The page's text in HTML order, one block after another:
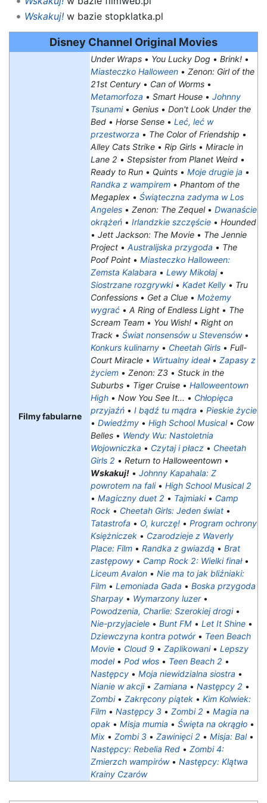
Wskakuj!w bazie stopklatka.pl
Disney Channel Original Movies
Filmy fabularne
Under Wraps • You Lucky Dog • Brink! •
Miasteczko Halloween • Zenon: Girl of the
21st Century • Can of Worms •
Metamorfoza • Smart House • Johnny
Tsunami• Genius • Don't Look Under the
Bed • Horse Sense • Leć, leć w
przestworza • The Color of Friendship •
Alley Cats Strike • Rip Girls • Miracle in
Lane 2 • Stepsister from Planet Weird •
Ready to Run • Quints • Moje drugie ja •
Randka z wampirem • Phantom of the
Megaplex • Świąteczna zadyma w Los
Angeles • Zenon: The Zequel• Dwanaście
okrążeń • Irlandzkie szczęście • Hounded
• Jett Jackson: The Movie • The Jennie
Project • Australijska przygoda • The
Poof Point • Miasteczko Halloween:
Zemsta Kalabara • Lewy Mikołaj•
Siostrzane rozgrywki• Kadet Kelly • Tru
Confessions • Get a Clue • Możemy
wygrać • A Ring of Endless Light • The
Scream Team • You Wish! • Right on
Track • Świat nonsensów u Stevensów•
Konkurs kulinarny • Cheetah Girls • Full-
Court Miracle • Wirtualny ideał• Zapasy z
życiem • Zenon: Z3 • Stuck in the
Suburbs • Tiger Cruise • Halloweentown
High • Now You See It... • Chłopięca
przyjaźń • I bądź tu mądra • Pieskie życie
• Dwiedźmy • High School Musical• Cow
Belles • Wendy Wu: Nastoletnia
Wojowniczka • Czytaj i płacz • Cheetah
Girls 2 • Return to Halloweentown •
Wskakuj! • Johnny Kapahala: Z
powrotem na fali• High School Musical 2
• Magiczny duet 2 • Tajmiaki• Camp
Rock • Cheetah Girls: Jeden świat •
Tatastrofa • O, kurczę! • Program ochrony
Księżniczek • Czarodzieje z Waverly
Place: Film • Randka z gwiazdą • Brat
zastępowy • Camp Rock 2: Wielki finał•
Liceum Avalon • Nie ma to jak bliźniaki:
Film • Lemoniada Gada • Boska przygoda
Sharpay • Wymarzony luzer•
Powodzenia, Charlie: Szerokiej drogi•
Nie-przyjaciele • Bunt FM • Let It Shine •
Dziewczyna kontra potwór• Teen Beach
Movie • Cloud 9 • Zaplikowani• Lepszy
model• Pod włos • Teen Beach 2 •
Następcy • Moja niewidzialna siostra‎ •
Nianie w akcji• Zamiana • Następcy 2 •
Zombi• Zakręcony piątek • Kim Kolwiek:
Film • Następcy 3 • Zombi 2 • Magia na
opak • Misja mumia • Święta na okrągło •
Mix • Zombi 3 • Zawinięci 2 • Misja: Bal•
Następcy: Rebelia Red • Zombi 4:
Zmierzch wampirów• Następcy: Klątwa
Krainy Czarów